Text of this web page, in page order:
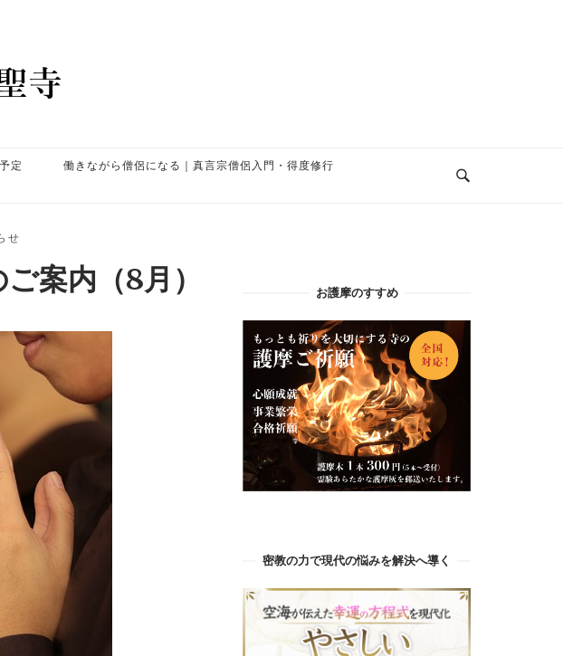
定
働きながら僧侶になる｜真言宗僧侶入門・得度修行
せ
案内（8月） お護摩のすすめ
密教の力で現代の悩みを解決へ導く